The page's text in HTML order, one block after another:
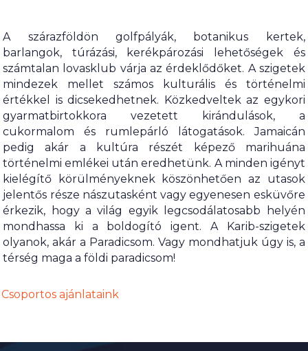
A szárazföldön golfpályák, botanikus kertek,
barlangok, túrázási, kerékpározási lehetőségek és
számtalan lovasklub várja az érdeklődőket. A szigetek
mindezek mellet számos kulturális és történelmi
értékkel is dicsekedhetnek. Közkedveltek az egykori
gyarmatbirtokkora vezetett kirándulások, a
cukormalom és rumlepárló látogatások. Jamaicán
pedig akár a kultúra részét képező marihuána
történelmi emlékei után eredhetünk. A minden igényt
kielégítő körülményeknek köszönhetően az utasok
jelentős része nászutasként vagy egyenesen esküvőre
érkezik, hogy a világ egyik legcsodálatosabb helyén
mondhassa ki a boldogító igent. A Karib-szigetek
olyanok, akár a Paradicsom. Vagy mondhatjuk úgy is, a
térség maga a földi paradicsom!
Csoportos ajánlataink